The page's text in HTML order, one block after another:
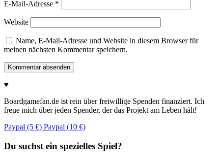
E-Mail-Adresse *
Website
Name, E-Mail-Adresse und Website in diesem Browser für
meinen nächsten Kommentar speichern.
♥
Boardgamefan.de ist rein über freiwillige Spenden finanziert. Ich
freue mich über jeden Spender, der das Projekt am Leben hält!
Paypal (5 €) Paypal (10 €)
Du suchst ein spezielles Spiel?